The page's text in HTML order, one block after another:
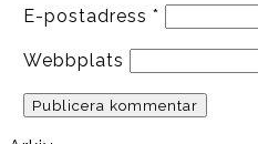
E-postadress *
Webbplats